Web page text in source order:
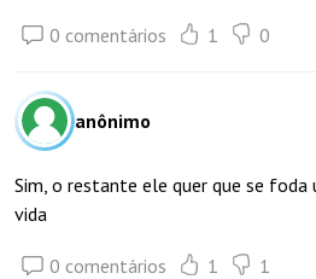
0 comentários 1 0
anônimo
Sim, o restante ele quer que se foda
vida
0 comentários 1 1